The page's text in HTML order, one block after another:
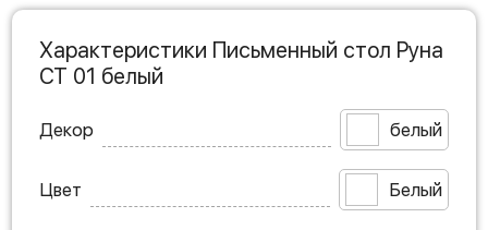
Характеристики Письменный стол Руна
СТ 01 белый
Декор белый
Цвет Белый